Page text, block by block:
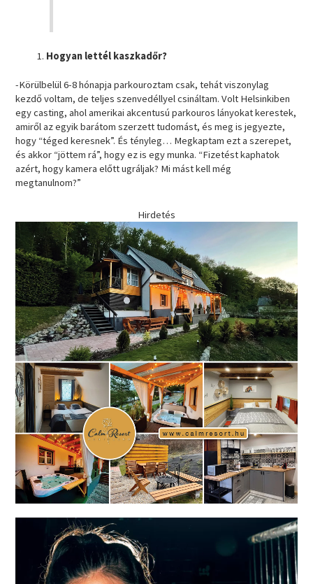
Hogyan lettél kaszkadőr?
-Körülbelül 6-8 hónapja parkouroztam csak, tehát viszonylag
kezdő voltam, de teljes szenvedéllyel csináltam. Volt Helsinkiben
egy casting, ahol amerikai akcentusú parkouros lányokat kerestek,
amiről az egyik barátom szerzett tudomást, és meg is jegyezte,
hogy “téged keresnek”. És tényleg… Megkaptam ezt a szerepet,
és akkor “jöttem rá”, hogy ez is egy munka. “Fizetést kaphatok
azért, hogy kamera előtt ugráljak? Mi mást kell még
megtanulnom?”
Hirdetés